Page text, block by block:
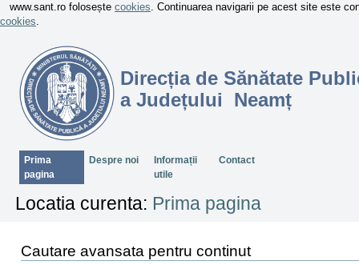
www.sant.ro folosește cookies. Continuarea navigarii pe acest site este
cookies.
Direcția de Sănătate
a Județului Neamț
SectiuniPrima
pagina
Despre noi
Informații
utile
Contact
Locatia curenta: Prima pagina
Cautare avansata pentru continut